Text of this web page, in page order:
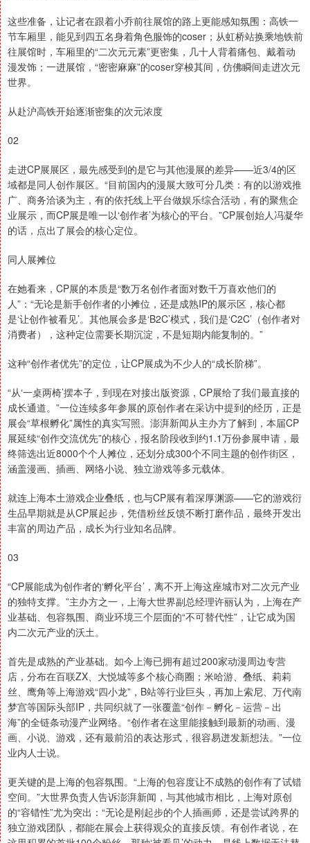
这些准备，让记者在跟着小乔前往展馆的路上更能感知氛围：高铁一
节车厢里，能见到四五名身着角色服饰的coser；从虹桥站换乘地铁前
往展馆时，车厢里的“二次元元素”更密集，几十人背着痛包、戴着动
漫发饰；一进展馆，“密密麻麻”的coser穿梭其间，仿佛瞬间走进次元
世界。
从赴沪高铁开始逐渐密集的次元浓度
02
走进CP展展区，最先感受到的是它与其他漫展的差异——近3/4的区
域都是同人创作展区。“目前国内的漫展大致可分几类：有的以游戏推
广、商务洽谈为主，有的依托线上平台做娱乐综合活动，有的聚焦企
业展示，而CP展是唯一以‘创作者’为核心的平台。”CP展创始人冯凝华
的话，点出了展会的核心定位。
同人展摊位
在她看来，CP展的本质是“数万名创作者面对数千万喜欢他们的
人”：“无论是新手创作者的小摊位，还是成熟IP的展示区，核心都
是‘让创作被看见’。其他展会多是‘B2C’模式，我们是‘C2C’（创作者对
消费者），这种定位需要长期沉淀，不是短期内能复制的。”
这种“创作者优先”的定位，让CP展成为不少人的“成长阶梯”。
“从‘一桌两椅’摆本子，到现在对接出版资源，CP展给了我们最直接的
成长通道。”一位连续多年参展的原创作者在采访中提到的经历，正是
展会“草根孵化”属性的真实写照。澎湃新闻从主办方了解到，本届CP
展延续“创作交流优先”的核心，报名阶段收到约1.1万份参展申请，最
终筛选出近8000个个人摊位，还划分成300个不同主题的创作街区，
涵盖漫画、插画、网络小说、独立游戏等多元载体。
就连上海本土游戏企业叠纸，也与CP展有着深厚渊源——它的游戏衍
生品早期就是从CP展起步，凭借粉丝反馈不断打磨作品，最终开发出
丰富的周边产品，成长为行业知名品牌。
03
“CP展能成为创作者的‘孵化平台’，离不开上海这座城市对二次元产业
的独特支撑。”主办方之一，上海大世界副总经理许丽认为，上海在产
业基础、包容氛围、商业环境三个层面的“不可替代性”，让它成为国
内二次元产业的沃土。
首先是成熟的产业基础。如今上海已拥有超过200家动漫周边专营
店，分布在百联ZX、大悦城等多个核心商圈；米哈游、叠纸、莉莉
丝、鹰角等上海游戏“四小龙”，B站等行业巨头，再加上索尼、万代南
梦宫等国际头部IP，共同织就了一张覆盖“创作－孵化－运营－出
海”的全链条动漫产业网络。“创作者在这里能接触到最新的动画、漫
画、小说、游戏，还有最前沿的表达形式，很容易迸发新想法。”一位
业内人士说。
更关键的是上海的包容氛围。“上海的包容度让不成熟的创作有了试错
空间。”大世界负责人告诉澎湃新闻，与其他城市相比，上海对原创
的“容错性”尤为突出：“无论是刚起步的个人插画师，还是尝试跨界的
独立游戏团队，都能在展会上获得观众的直接反馈。有创作者说，在